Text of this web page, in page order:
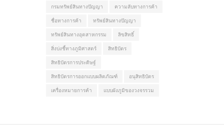
กรมทรัพย์สินทางปัญญา
ความลับทางการค้า
ชื่อทางการค้า
ทรัพย์สินทางปัญญา
ทรัพย์สินทางอุตสาหกรรม
ลิขสิทธิ์
สิ่งบ่งชี้ทางภูมิศาสตร์
สิทธิบัตร
สิทธิบัตรการประดิษฐ์
สิทธิบัตรการออกแบบผลิตภัณฑ์
อนุสิทธิบัตร
เครื่องหมายการค้า
แบบผังภูมิของวงจรรวม